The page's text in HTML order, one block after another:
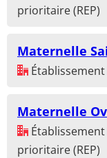
prioritaire (REP)
Maternelle
Maternelle
prioritaire (REP)